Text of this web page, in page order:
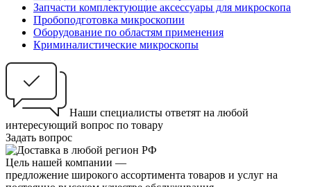
Запчасти комплектующие аксессуары для микроскопа
Пробоподготовка микроскопии
Оборудование по областям применения
Криминалистические микроскопы
Наши специалисты ответят на любой
интересующий вопрос по товару
Задать вопрос
Цель нашей компании —
предложение широкого ассортимента товаров и услуг на